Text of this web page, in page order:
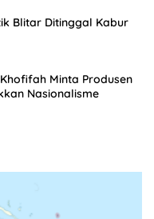
Blitar Ditinggal Kabur
Minta Produsen
Nasionalisme